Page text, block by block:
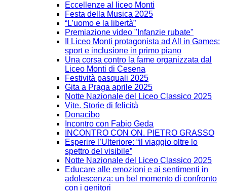
Eccellenze al liceo Monti
Festa della Musica 2025
“L’uomo e la libertà”
Premiazione video "Infanzie rubate"
Il Liceo Monti protagonista ad All in Games:
sport e inclusione in primo piano
Una corsa contro la fame organizzata dal
Liceo Monti di Cesena
Festività pasquali 2025
Gita a Praga aprile 2025
Notte Nazionale del Liceo Classico 2025
Vite. Storie di felicità
Donacibo
Incontro con Fabio Geda
INCONTRO CON ON. PIETRO GRASSO
Esperire l’Ulteriore: “il viaggio oltre lo
spettro del visibile”
Notte Nazionale del Liceo Classico 2025
Educare alle emozioni e ai sentimenti in
adolescenza: un bel momento di confronto
con i genitori